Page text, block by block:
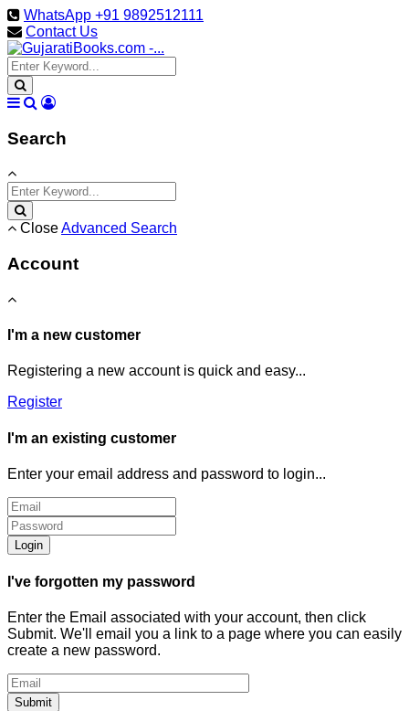
WhatsApp +91 9892512111
Contact Us
Search
CloseAdvanced Search
Account
I'm a new customer
Registering a new account is quick and easy...
Register
I'm an existing customer
Enter your email address and password to login...
Login
I've forgotten my password
Enter the Email associated with your account, then click
Submit. We'll email you a link to a page where you can easily
create a new password.
Submit